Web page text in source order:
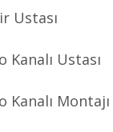
Ustası
Kanalı Ustası
Kanalı Montajı